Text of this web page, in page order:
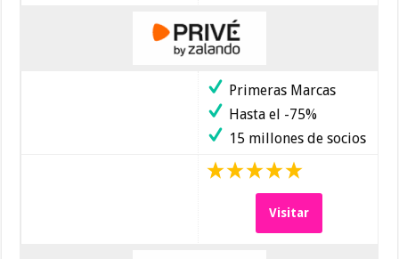
Primeras Marcas
Hasta el -75%
15 millones de socios
Visitar